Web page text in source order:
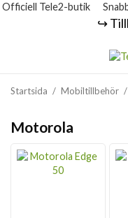
Officiell Tele2-butik
↪️
Startsida / Mobiltillbehör /
Motorola